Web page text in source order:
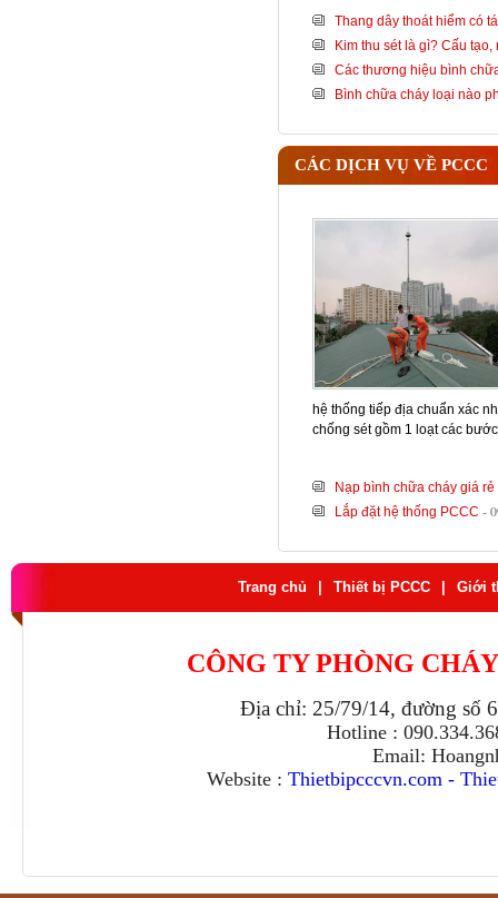
Thang dây thoát hiểm có
Kim thu sét là gì? Cấu
Các thương hiệu bình
Bình chữa cháy loại nào
CÁC DỊCH VỤ VỀ PCCC
hệ thống tiếp địa chuẩn xác
chống sét gồm 1 loạt các
Nạp bình chữa cháy giá rẻ
Lắp đặt hệ thống PCCC -
Trang chủ Thiết bị PCCC Giới
CÔNG TY PHÒNG
Địa chỉ: 25/79/14, đường số
Hotline :
Email:
Website : Thietbipcccvn.com -